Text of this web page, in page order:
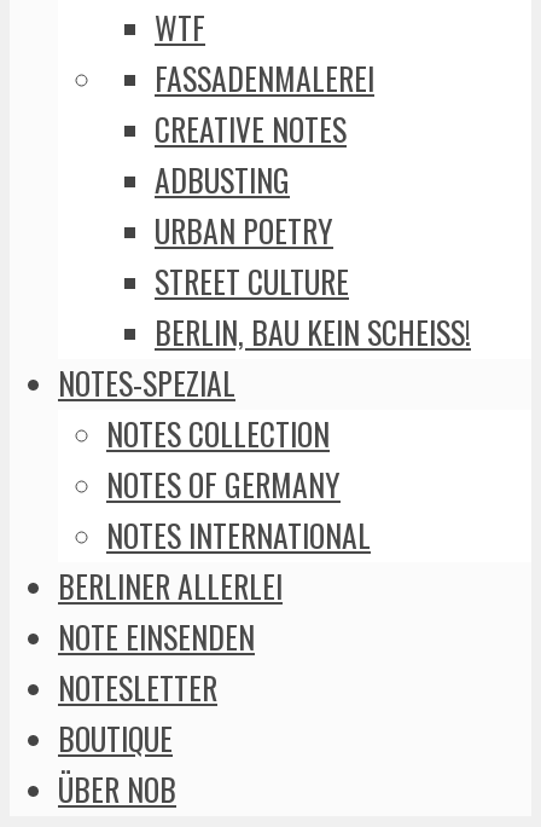
WTF
FASSADENMALEREI
CREATIVE NOTES
ADBUSTING
URBAN POETRY
STREET CULTURE
BERLIN, BAU KEIN SCHEISS!
NOTES-SPEZIAL
NOTES COLLECTION
NOTES OF GERMANY
NOTES INTERNATIONAL
BERLINER ALLERLEI
NOTE EINSENDEN
NOTESLETTER
BOUTIQUE
ÜBER NOB